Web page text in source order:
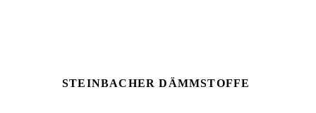
STEINBACHER DÄMMSTOFFE